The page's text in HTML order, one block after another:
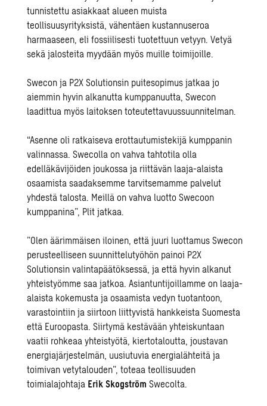
tunnistettu asiakkaat alueen muista
teollisuusyrityksistä, vähentäen kustannuseroa
harmaaseen, eli fossiilisesti tuotettuun vetyyn. Vetyä
sekä jalosteita myydään myös muille toimijoille.
Swecon ja P2X Solutionsin puitesopimus jatkaa jo
aiemmin hyvin alkanutta kumppanuutta, Swecon
laadittua myös laitoksen toteutettavuussuunnitelman.
“Asenne oli ratkaiseva erottautumistekijä kumppanin
valinnassa. Swecolla on vahva tahtotila olla
edelläkävijöiden joukossa ja riittävän laaja-alaista
osaamista saadaksemme tarvitsemamme palvelut
yhdestä talosta. Meillä on vahva luotto Swecoon
kumppanina”, Plit jatkaa.
”Olen äärimmäisen iloinen, että juuri luottamus Swecon
perusteelliseen suunnittelutyöhön painoi P2X
Solutionsin valintapäätöksessä, ja että hyvin alkanut
yhteistyömme saa jatkoa. Asiantuntijoillamme on laaja-
alaista kokemusta ja osaamista vedyn tuotantoon,
varastointiin ja siirtoon liittyvistä hankkeista Suomesta
että Euroopasta. Siirtymä kestävään yhteiskuntaan
vaatii rohkeaa yhteistyötä, kiertotaloutta, joustavan
energiajärjestelmän, uusiutuvia energialähteitä ja
toimivan vetytalouden”, toteaa teollisuuden
toimialajohtaja Erik Skogström Swecolta.